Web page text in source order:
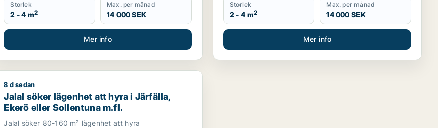
Storlek
2 - 4 m2
Max. per månad
14 000 SEK
Mer info
Storlek
2 - 4 m2
Max. per månad
14 000 SEK
Mer info
Danderyd m.fl.
Jalal söker lägenhet att hyra i Järfälla, Ekerö eller Sollentuna m.fl.
8 d sedan
Jalal söker lägenhet att hyra i Järfälla,
Ekerö eller Sollentuna m.fl.
Jalal söker 80-160 m² lägenhet att hyra